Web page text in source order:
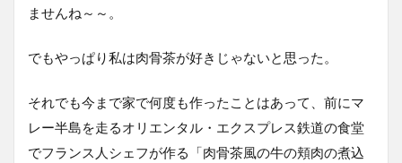
ませんね～～。
でもやっぱり私は肉骨茶が好きじゃないと思った。
それでも今まで家で何度も作ったことはあって、前にマ
レー半島を走るオリエンタル・エクスプレス鉄道の食堂
でフランス人シェフが作る「肉骨茶風の牛の頬肉の煮込